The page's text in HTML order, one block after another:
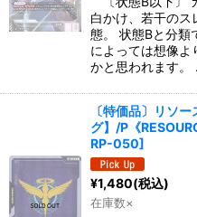
白かけ、若干のス
態。 状態Bと分類
によっては想像よ
かと思われます。
〔特価品〕リソ
グ】/P《
RP-050]
¥1,480(税込)
在庫数×